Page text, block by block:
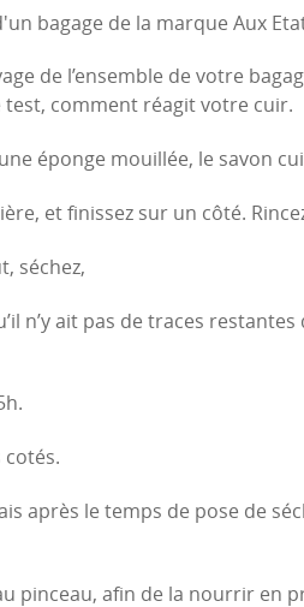
bagage de la marque Aux
de l’ensemble de votre
comment réagit votre cuir.
éponge mouillée, le savon
et finissez sur un côté.
séchez,
n’y ait pas de traces restantes
cotés.
après le temps de pose de
pinceau, afin de la nourrir en